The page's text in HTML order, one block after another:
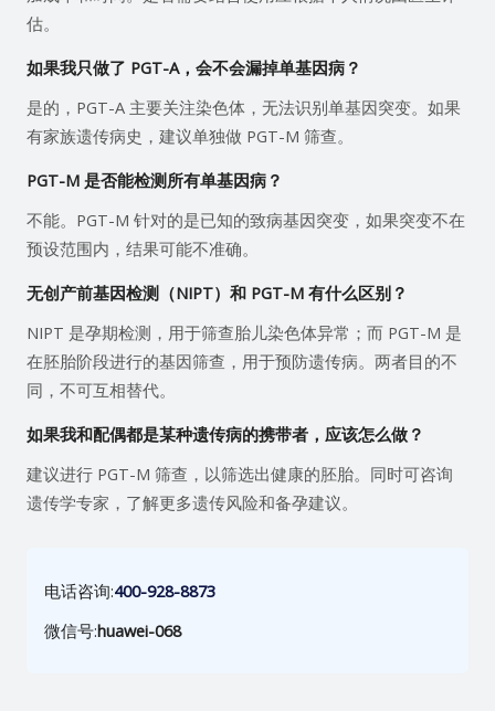
估。
如果我只做了 PGT-A，会不会漏掉单基因病？
是的，PGT-A 主要关注染色体，无法识别单基因突变。如果
有家族遗传病史，建议单独做 PGT-M 筛查。
PGT-M 是否能检测所有单基因病？
不能。PGT-M 针对的是已知的致病基因突变，如果突变不在
预设范围内，结果可能不准确。
无创产前基因检测（NIPT）和 PGT-M 有什么区别？
NIPT 是孕期检测，用于筛查胎儿染色体异常；而 PGT-M 是
在胚胎阶段进行的基因筛查，用于预防遗传病。两者目的不
同，不可互相替代。
如果我和配偶都是某种遗传病的携带者，应该怎么做？
建议进行 PGT-M 筛查，以筛选出健康的胚胎。同时可咨询
遗传学专家，了解更多遗传风险和备孕建议。
电话咨询:400-928-8873
微信号:huawei-068